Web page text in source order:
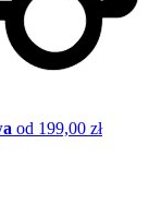
od 199,00 zł